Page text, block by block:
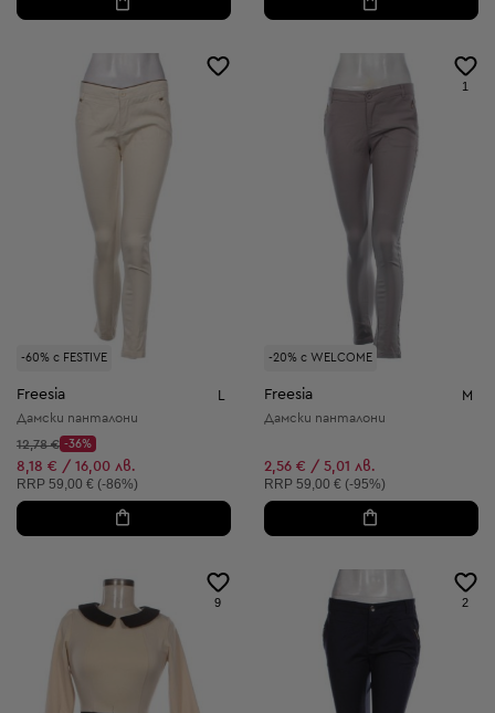
-60% с FESTIVE
Freesia L
Дамски панталони
Начална цена:
12,78 €
Discount Price:
-36%
Намалена цена:
8,18 € / 16,00 лв.
Препоръчителна цена:
RRP 59,00 € (-86%)
-20% с WELCOME
1
Freesia M
Дамски панталони
2,56 € / 5,01 лв.
Препоръчителна цена:
RRP 59,00 € (-95%)
9 2